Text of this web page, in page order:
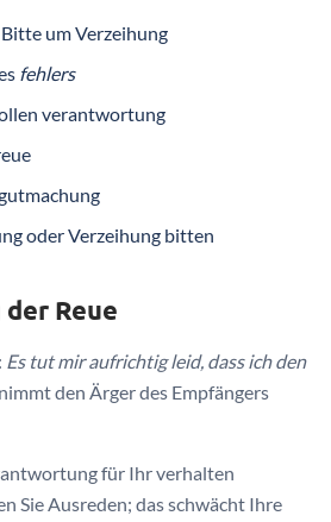
um Verzeihung
fehlers
verantwortung
oder Verzeihung bitten
Reue
Es tut mir aufrichtig leid, dass ich den
den Ärger des Empfängers
für Ihr verhalten
Sie Ausreden; das schwächt Ihre